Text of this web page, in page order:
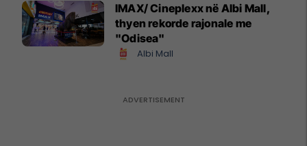
IMAX/ Cineplexx në Albi Mall,
thyen rekorde rajonale me
"Odisea"
Albi Mall